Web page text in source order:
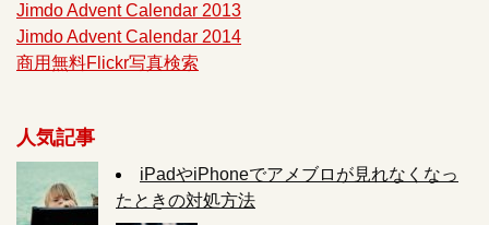
Jimdo Advent Calendar 2013
Jimdo Advent Calendar 2014
商用無料Flickr写真検索
人気記事
iPadやiPhoneでアメブロが見れなくなっ
たときの対処方法